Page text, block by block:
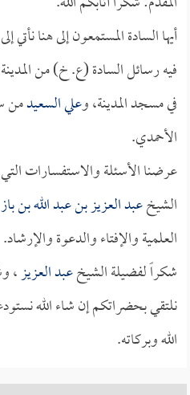
أيها السادة المستمعون إلى هنا نأتي
فيه رسائل السادة (ع. خ) من
في مسجد المدينة، وعلي السعيدمن
الأحمدي.
عرضنا الأسئلة والاستفسارات
الشيخعبد العزيز بن عبد الله بن باز
العلمية والإفتاء والدعوة والإرشاد.
شكراً لفضيلة الشيخعبد العزيز،
نلتقي بحضراتكم إن شاء الله
الله وبركاته.